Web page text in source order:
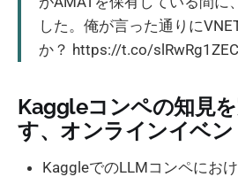
した。俺が言った通りに
か？ https://t.co/slRwRg1ZEC
Kaggleコンペの知見
す、オンラインイベン
KaggleでのLLMコンペにお